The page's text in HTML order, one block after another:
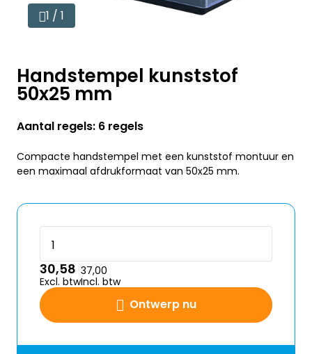
1 / 1
Handstempel kunststof
50x25 mm
Aantal regels: 6 regels
Compacte handstempel met een kunststof montuur en
een maximaal afdrukformaat van 50x25 mm.
Ontwerp nu
30,58
Excl. btw
37,00
Incl. btw